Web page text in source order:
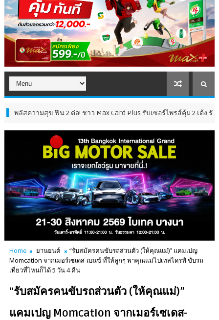
สุข ฟิน 2 ต่อ! ชาว Max Card Plus รับเซอร์ไพรส์คุ้ม 2 เด้ง รับฟรี ผ้ากันเ
Home ยานยนต์
“รับสมัครคนขับรถส่วนตัว (ให้คุณแม่)” แคมเปญ
Momcation จากเมอร์เซเดส-เบนซ์ ที่ให้ลูกๆ พาคุณแม่ไปเทสไดรฟ์ ขับรถ
เที่ยวที่ไหนก็ได้ 5 วัน 4 คืน
“รับสมัครคนขับรถส่วนตัว (ให้คุณแม่)”
แคมเปญ Momcation จากเมอร์เซเดส-